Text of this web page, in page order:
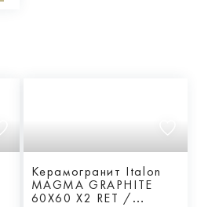
Керамогранит Italon
MAGMA GRAPHITE
60X60 X2 RET /